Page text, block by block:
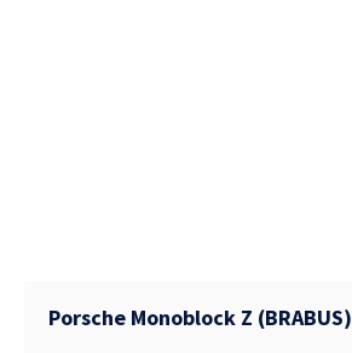
Porsche Monoblock Z (BRABUS)